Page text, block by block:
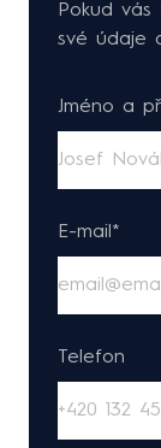
Pokud
své údaje
Jméno a
E-mail*
Telefon